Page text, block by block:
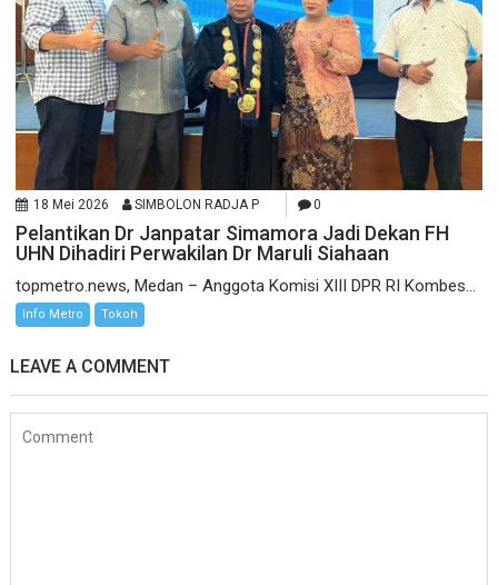
18 Mei 2026 SIMBOLON RADJA P 0
Pelantikan Dr Janpatar Simamora Jadi Dekan FH
UHN Dihadiri Perwakilan Dr Maruli Siahaan
topmetro.news, Medan – Anggota Komisi XIII DPR RI Kombes...
Info Metro Tokoh
LEAVE A COMMENT